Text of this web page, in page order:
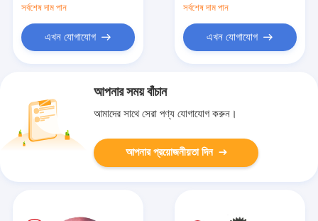
সর্বশেষ দাম পান
এখন যোগাযোগ
সর্বশেষ দাম পান
এখন যোগাযোগ
আপনার সময় বাঁচান
আমাদের সাথে সেরা পণ্য যোগাযোগ করুন।
আপনার প্রয়োজনীয়তা দিন